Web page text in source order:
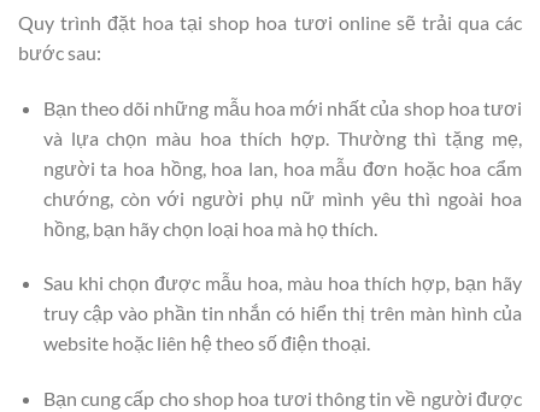
Quy trình đặt hoa tại shop hoa tươi online sẽ trải qua các
bước sau:
Bạn theo dõi những mẫu hoa mới nhất của shop hoa tươi
và lựa chọn màu hoa thích hợp. Thường thì tặng mẹ,
người ta hoa hồng, hoa lan, hoa mẫu đơn hoặc hoa cẩm
chướng, còn với người phụ nữ mình yêu thì ngoài hoa
hồng, bạn hãy chọn loại hoa mà họ thích.
Sau khi chọn được mẫu hoa, màu hoa thích hợp, bạn hãy
truy cập vào phần tin nhắn có hiển thị trên màn hình của
website hoặc liên hệ theo số điện thoại.
Bạn cung cấp cho shop hoa tươi thông tin về người được